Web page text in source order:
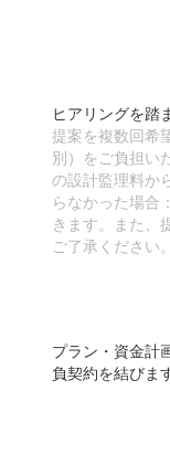
ヒアリングを踏
提案を複数回希
別）をご負担い
の設計監理料か
らなかった場合
きます。また、
ご了承ください。
プラン・資金計
負契約を結びま